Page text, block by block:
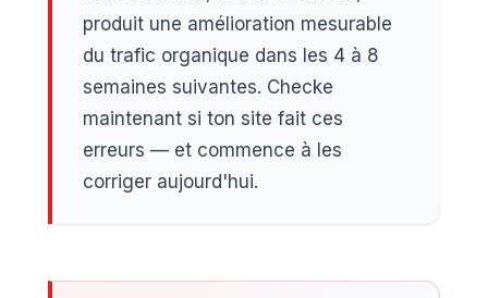
produit une amélioration mesurable
du trafic organique dans les 4 à 8
semaines suivantes. Checke
maintenant si ton site fait ces
erreurs — et commence à les
corriger aujourd'hui.